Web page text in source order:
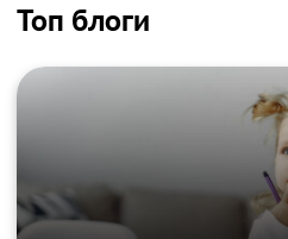
Топ блоги